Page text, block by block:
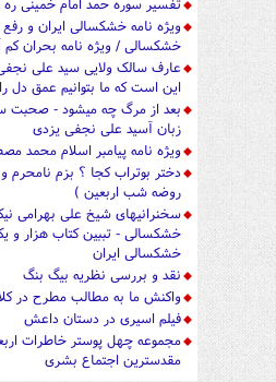
تفسیر سوره حمد امام خمینی ره صوتی
ویژه نامه خشکسالی ایران و
خشکسالی / ویژه نامه بحران کم
عارف سالک ولایی سید علی نجفی
این است که ما بتوانیم عمق دل را
بعد از مرگ چه میشود - صحبت
زبان آسید علی نجفی یزدی
ویژه نامه پیامبر اسلام محمد
دختر بوتراب کجا ؟ بزم
روضه شب اربعین )
سخنرانیهای شیخ علی بهرامی
خشکسالی - تببین کتاب هزار و
خشکسالی ایران
نقد و بررسی نظریه بیگ بنگ
واکنش ما به مطالب مطرح در
فیلم اسیری در دستان داعش
مجموعه چهل پوستر خاطرات
مقدسترین اجتماع بشری